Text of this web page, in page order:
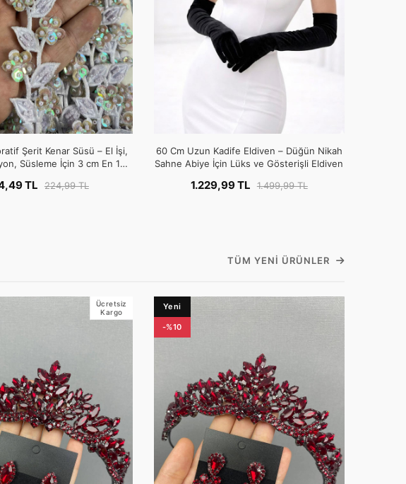
Şerit Kenar Süsü – El İşi,
Süsleme İçin 3 cm En 1
TL 224,99 TL
60 Cm Uzun Kadife Eldiven – Düğün Nikah
Sahne Abiye İçin Lüks ve Gösterişli Eldiven
1.229,99 TL 1.499,99 TL
TÜM YENI ÜRÜNLER
Ücretsiz
Kargo
Yeni
-%10